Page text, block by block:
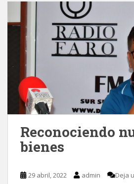
Reconociendo
bienes
29 abril, 2022 admin Deja